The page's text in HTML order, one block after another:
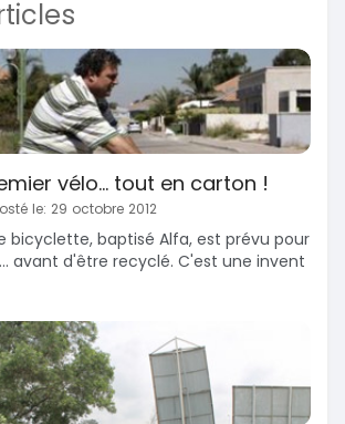
vélo... tout en carton !
le: 29 octobre 2012
bicyclette, baptisé Alfa, est prévu pour
avant d'être recyclé. C'est une invent